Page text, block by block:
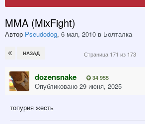
MMA (MixFight)
Автор Pseudodog, 6 мая, 2010 в Болталка
НАЗАД Страница 171 из 173
dozensnake 34 955
Опубликовано 29 июня, 2025
топурия жесть